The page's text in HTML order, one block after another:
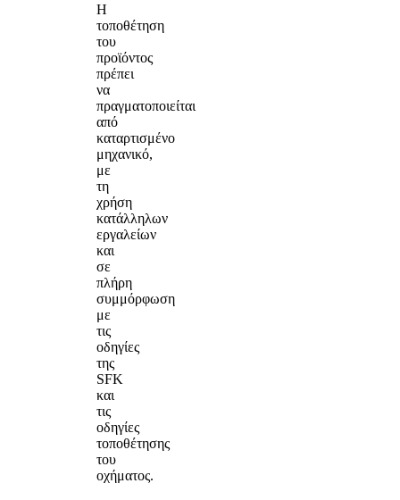
Η
τοποθέτηση
του
προϊόντος
πρέπει
να
πραγματοποιείται
από
καταρτισμένο
μηχανικό,
με
τη
χρήση
κατάλληλων
εργαλείων
και
σε
πλήρη
συμμόρφωση
με
τις
οδηγίες
της
SFK
και
τις
οδηγίες
τοποθέτησης
του
οχήματος.